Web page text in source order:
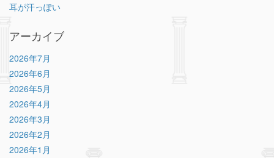
耳が汗っぽい
アーカイブ
2026年7月
2026年6月
2026年5月
2026年4月
2026年3月
2026年2月
2026年1月